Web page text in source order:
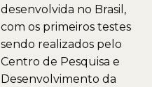
desenvolvida no Brasil,
com os primeiros testes
sendo realizados pelo
Centro de Pesquisa e
Desenvolvimento da